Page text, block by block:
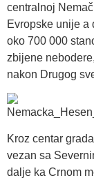
centralnoj
Evropske unije a
oko 700 000
zbijene
nakon Drugog
Kroz centar
vezan sa
dalje ka Crnom